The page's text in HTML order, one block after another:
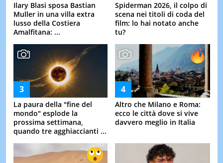
Ilary Blasi sposa Bastian
Muller in una villa extra
lusso della Costiera
Amalfitana: ...
Spiderman 2026, il colpo di
scena nei titoli di coda del
film: lo hai notato anche
tu?
La paura della "fine del
mondo" esplode la
prossima settimana,
quando tre agghiaccianti ...
Altro che Milano e Roma:
ecco le città dove si vive
davvero meglio in Italia